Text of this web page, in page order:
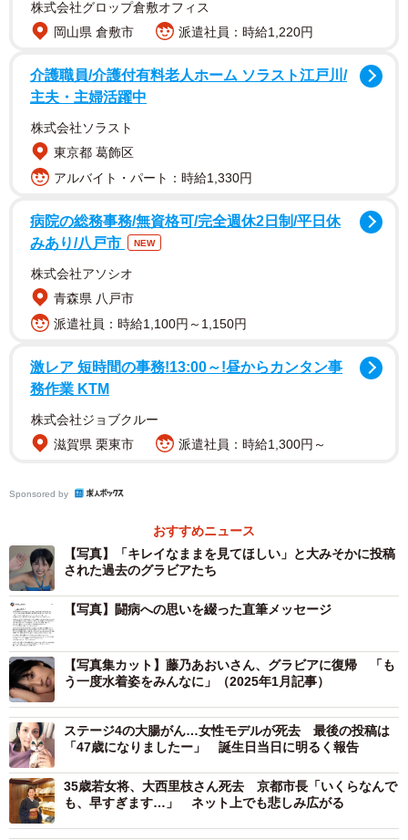
また、「最後の最後までキレイで元気なままの私を見せて
いたかったので、インスタライブなどをして終わりたかっ
たのですが現状それが出来ない事、そしてそれが私自身と
たいです」とし、「ですが！この先、不意にでも『なんか
藤乃あおいってグラビアいたな』と思い出してもらえた時
は、キレイなままの元気いっぱいだった私だけを覚えてい
て、思い出してくれたら嬉しいです。それだけで私は十分
に幸せです」と伝えた。
最後には「これまでの5年間、藤乃あおいという私を支えて
当にありがとうございました。出会ってくれてありがと
う」と感謝を伝えた。
◇
藤乃さんの訃報はSNSを通じて、「ご報告 藤乃あおいは
闘病生活を送っていましたが、1月5日に天明を全うしまし
た。生前の際は皆様に本当にお世話になりました。有難う
御座いました。(藤乃あおいの母より)」と伝えられた。
株式会社グロップ倉敷オフィス
岡山県 倉敷市
派遣社員：時給1,220円
介護職員/介護付有料老人ホーム ソラスト江戸川/
主夫・主婦活躍中
株式会社ソラスト
東京都 葛飾区
アルバイト・パート：時給1,330円
病院の総務事務/無資格可/完全週休2日制/平日休
みあり/八戸市
NEW
株式会社アソシオ
青森県 八戸市
派遣社員：時給1,100円～1,150円
激レア 短時間の事務!13:00～!昼からカンタン事
務作業 KTM
株式会社ジョブクルー
滋賀県 栗東市
派遣社員：時給1,300円～
Sponsored by
おすすめニュース
【写真】「キレイなままを見てほしい」と大みそかに投稿
された過去のグラビアたち
【写真】闘病への思いを綴った直筆メッセージ
【写真集カット】藤乃あおいさん、グラビアに復帰 「も
う一度水着姿をみんなに」（2025年1月記事）
ステージ4の大腸がん…女性モデルが死去 最後の投稿は
「47歳になりましたー」 誕生日当日に明るく報告
35歳若女将、大西里枝さん死去 京都市長「いくらなんで
も、早すぎます…」 ネット上でも悲しみ広がる